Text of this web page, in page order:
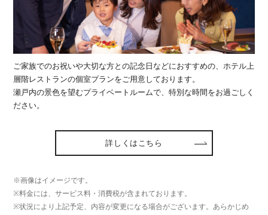
ご家族でのお祝いや大切な方との記念日などにおすすめの、ホテル上
層階レストランの個室プランをご用意しております。
瀬戸内の景色を望むプライベートルームで、特別な時間をお過ごしく
ださい。
詳しくはこちら
※画像はイメージです。
※料金には、サービス料・消費税が含まれております。
※状況により上記予定、内容が変更になる場合がございます。あらかじめ